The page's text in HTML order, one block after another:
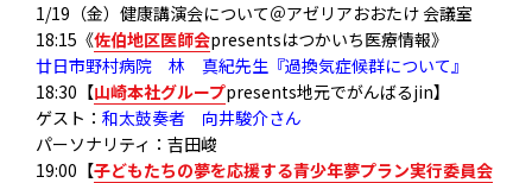
1/19（金）健康講演会について＠アゼリアおおたけ 会議室
18:15《佐伯地区医師会presentsはつかいち医療情報》
廿日市野村病院 林 真紀先生『過換気症候群について』
18:30【山崎本社グループpresents地元でがんばるjin】
ゲスト： 和太鼓奏者 向井駿介さん
パーソナリティ：吉田峻
19:00【子どもたちの夢を応援する青少年夢プラン実行委員会